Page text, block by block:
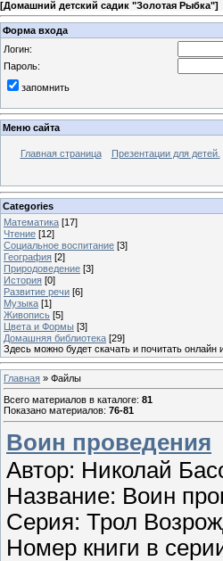
[Домашний детский садик "Золотая Рыбка"]
Форма входа
Логин:
Пароль:
запомнить
Меню сайта
Главная страница Презентации для детей.
Categories
Математика [17]
Чтение [12]
Социальное воспитание [3]
География [2]
Природоведение [3]
История [0]
Развитие речи [6]
Музыка [1]
Живопись [5]
Цвета и Формы [3]
Домашняя библиотека [29]
Здесь можно будет скачать и почитать онлайн
Главная » Файлы
Всего материалов в каталоге: 81
Показано материалов: 76-81
Воин проведения
Автор: Николай
Название: Воин
Серия: Трол
Номер книги в